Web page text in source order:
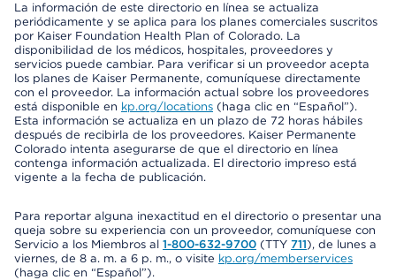
La información de este directorio en línea se actualiza
periódicamente y se aplica para los planes comerciales suscritos
por Kaiser Foundation Health Plan of Colorado. La
disponibilidad de los médicos, hospitales, proveedores y
servicios puede cambiar. Para verificar si un proveedor acepta
los planes de Kaiser Permanente, comuníquese directamente
con el proveedor. La información actual sobre los proveedores
está disponible en kp.org/locations (haga clic en “Español”).
Esta información se actualiza en un plazo de 72 horas hábiles
después de recibirla de los proveedores. Kaiser Permanente
Colorado intenta asegurarse de que el directorio en línea
contenga información actualizada. El directorio impreso está
vigente a la fecha de publicación.
Para reportar alguna inexactitud en el directorio o presentar una
queja sobre su experiencia con un proveedor, comuníquese con
Servicio a los Miembros al 1-800-632-9700 (TTY 711), de lunes a
viernes, de 8 a. m. a 6 p. m., o visite kp.org/memberservices
(haga clic en “Español”).